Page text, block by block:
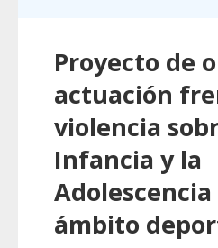
Proyecto de
actuación
violencia
Infancia y la
Adolescencia
ámbito